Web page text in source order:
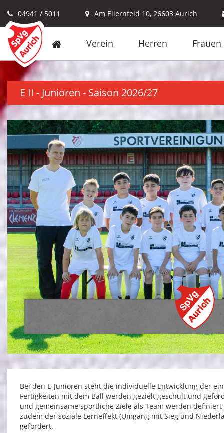
04941 / 5011 Am Ellernfeld 10, 26603 Aurich
Verein Herren Frauen
E II - Junioren - Saison 2026/27
Bei den E-Junioren steht die individuelle Entwicklung der
Fertigkeiten mit dem Ball werden gezielt geschult und
und gemeinsame sportliche Ziele als Team werden
zudem der soziale Lerneffekt (Umgang mit Sieg und
gefördert.